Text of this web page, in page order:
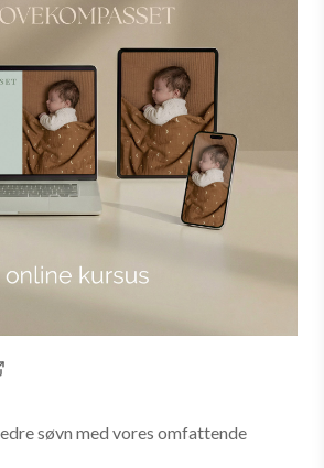
søvn med vores omfattende